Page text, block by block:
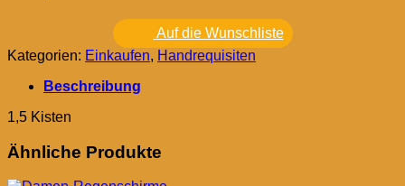
Auf die Wunschliste
Kategorien: Einkaufen, Handrequisiten
Beschreibung
1,5 Kisten
Ähnliche Produkte